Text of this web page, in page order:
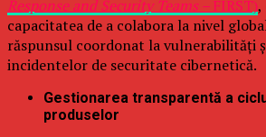
Response and Security Teams –FIRST),
capacitatea de a colabora la nivel
răspunsul coordonat la vulnerabilități
incidentelor de securitate cibernetică.
Gestionarea transparentă a
produselor